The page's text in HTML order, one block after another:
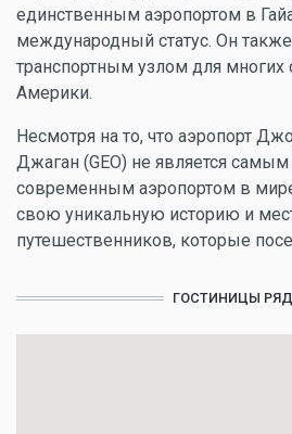
единственным аэропортом в
международный статус. Он
транспортным узлом для
Америки.
Несмотря на то, что аэропорт
Джаган (GEO) не является
современным аэропортом в
свою уникальную историю и
путешественников, которые
ГОСТИНИЦЫ